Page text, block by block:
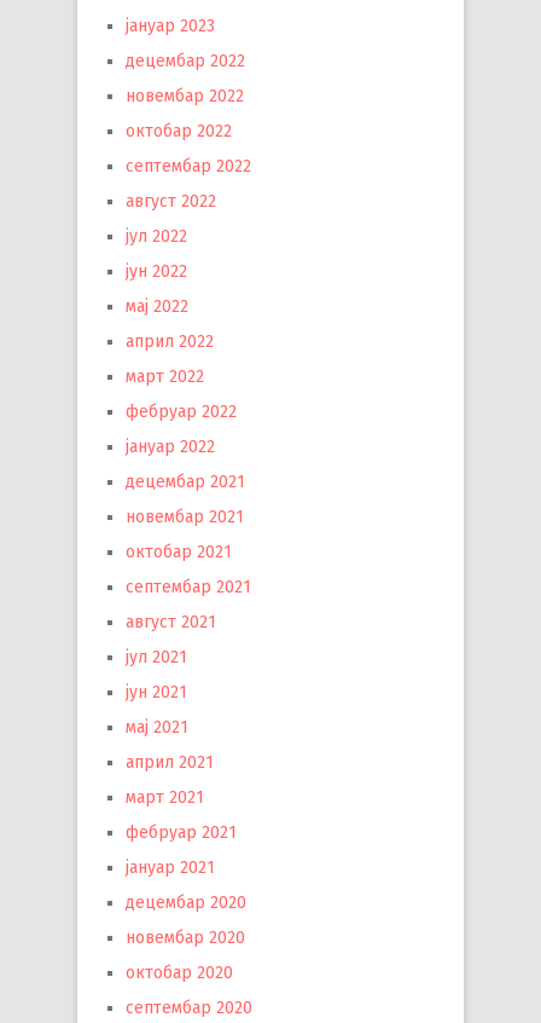
јануар 2023
децембар 2022
новембар 2022
октобар 2022
септембар 2022
август 2022
јул 2022
јун 2022
мај 2022
април 2022
март 2022
фебруар 2022
јануар 2022
децембар 2021
новембар 2021
октобар 2021
септембар 2021
август 2021
јул 2021
јун 2021
мај 2021
април 2021
март 2021
фебруар 2021
јануар 2021
децембар 2020
новембар 2020
октобар 2020
септембар 2020